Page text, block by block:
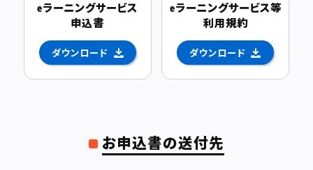
eラーニングサービス
申込書
ダウンロード
eラーニングサービス等
利用規約
ダウンロード
お申込書の送付先